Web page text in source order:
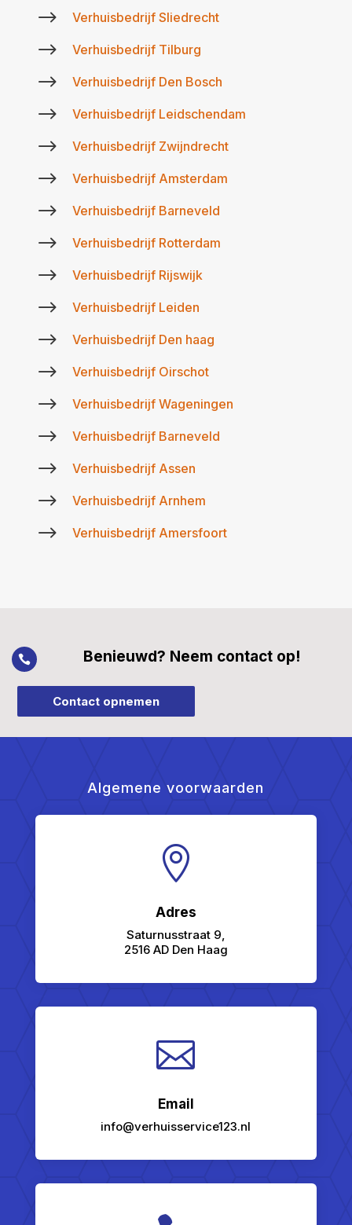
$ Verhuisbedrijf Sliedrecht
$ Verhuisbedrijf Tilburg
$ Verhuisbedrijf Den Bosch
$ Verhuisbedrijf Leidschendam
$ Verhuisbedrijf Zwijndrecht
$ Verhuisbedrijf Amsterdam
$ Verhuisbedrijf Barneveld
$ Verhuisbedrijf Rotterdam
$ Verhuisbedrijf Rijswijk
$ Verhuisbedrijf Leiden
$ Verhuisbedrijf Den haag
$ Verhuisbedrijf Oirschot
$ Verhuisbedrijf Wageningen
$ Verhuisbedrijf Barneveld
$ Verhuisbedrijf Assen
$ Verhuisbedrijf Arnhem
$ Verhuisbedrijf Amersfoort
 Benieuwd? Neem contact op!
Contact opnemen
Algemene voorwaarden

Adres
Saturnusstraat 9,
2516 AD Den Haag

Email
info@verhuisservice123.nl